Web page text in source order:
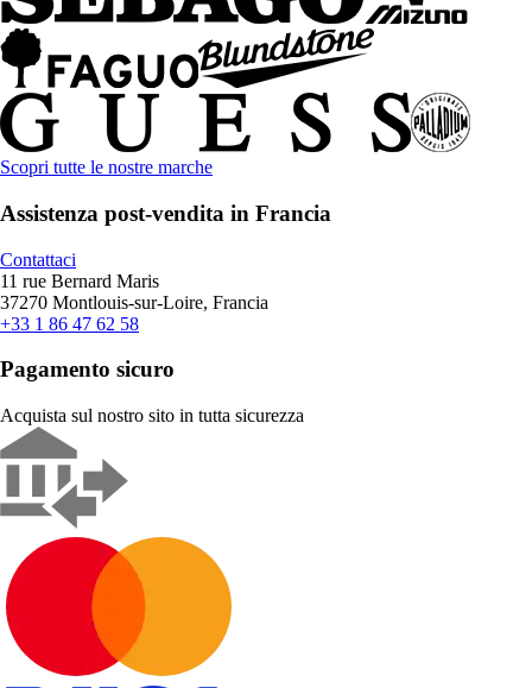
Scopri tutte le nostre marche
Assistenza post-vendita in Francia
Contattaci
11 rue Bernard Maris
37270 Montlouis-sur-Loire, Francia
+33 1 86 47 62 58
Pagamento sicuro
Acquista sul nostro sito in tutta sicurezza